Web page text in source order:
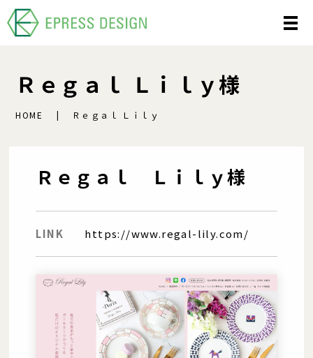
Ｒｅｇａｌ Ｌｉｌｙ様
HOME Ｒｅｇａｌ Ｌｉｌｙ
Ｒｅｇａｌ Ｌｉｌｙ様
LINK https://www.regal-lily.com/